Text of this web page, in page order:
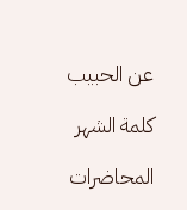
Footer menu
عن الحبيب
كلمة الشهر
المحاضرات